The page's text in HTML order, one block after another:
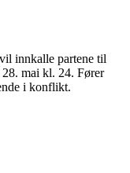
innkalle partene til
mai kl. 24. Fører
i konflikt.